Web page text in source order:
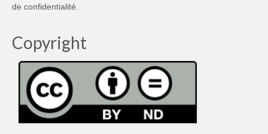
de confidentialité
Copyright